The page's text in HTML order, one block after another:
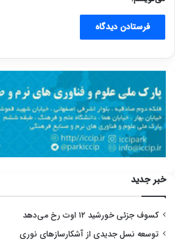
خبر جدید
کسوف جزئی خورشید ۱۲ اوت رخ می‌دهد
توسعه نسل جدیدی از آشکارسازهای نوری